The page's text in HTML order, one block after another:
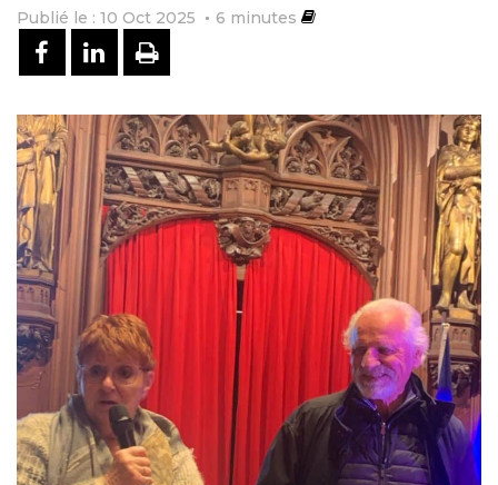
Publié le : 10 Oct 2025 6 minutes
PARTAGER SUR FACEBOOK
PARTAGER SUR LINKEDIN
IMPRIMER